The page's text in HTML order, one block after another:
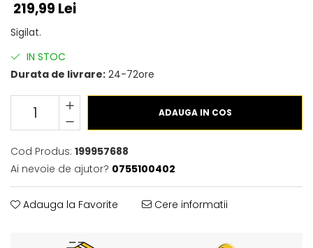
219,99 Lei
Sigilat.
IN STOC
Durata de livrare: 24-72ore
ADAUGA IN COS
Cod Produs: 199957688
Ai nevoie de ajutor? 0755100402
Adauga la Favorite Cere informatii